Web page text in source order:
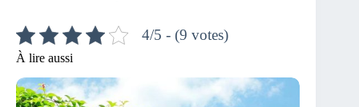
4/5 - (9 votes)
À lire aussi